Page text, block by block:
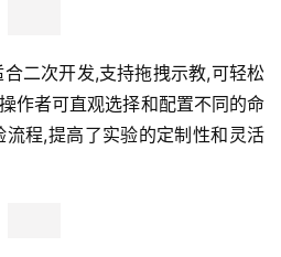
二次开发,支持拖拽示教,可轻松
作者可直观选择和配置不同的命
程,提高了实验的定制性和灵活